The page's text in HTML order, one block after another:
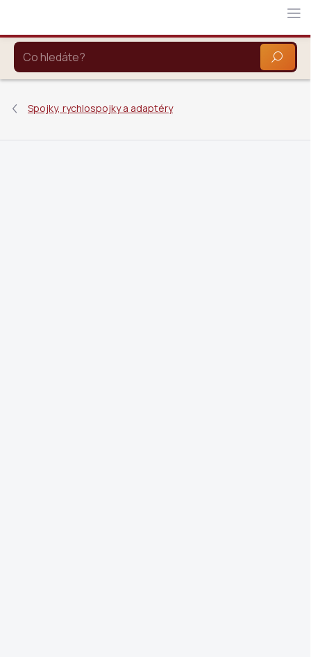
obsah
HLEDAT
Spojky, rychlospojky a adaptéry